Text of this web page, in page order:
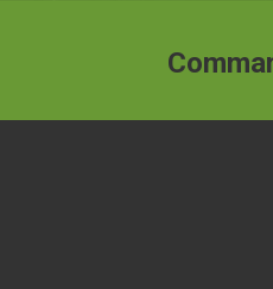
Commandez nos